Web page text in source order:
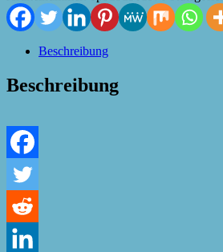
Beschreibung
Beschreibung